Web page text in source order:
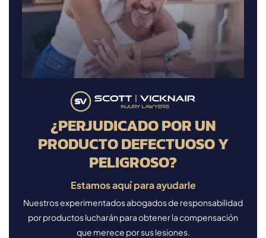
¿PERJUDICADO POR UN
PRODUCTO DEFECTUOSO Y
PELIGROSO?
Estamos aquí para ayudarle
Nuestros experimentados abogados de responsabilidad
por productos lucharán para obtener la compensación
que merece por sus lesiones.